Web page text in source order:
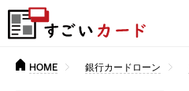
HOME 銀行カードローン